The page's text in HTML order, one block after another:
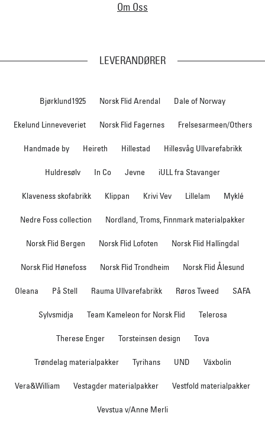
Om Oss
LEVERANDØRER
Bjørklund1925 Norsk Flid Arendal Dale of Norway
Ekelund Linneveveriet Norsk Flid Fagernes Frelsesarmeen/Others
Handmade by Heireth Hillestad Hillesvåg Ullvarefabrikk
Huldresølv In Co Jevne iULL fra Stavanger
Klaveness skofabrikk Klippan Krivi Vev Lillelam Myklé
Nedre Foss collection Nordland, Troms, Finnmark materialpakker
Norsk Flid Bergen Norsk Flid Lofoten Norsk Flid Hallingdal
Norsk Flid Hønefoss Norsk Flid Trondheim Norsk Flid Ålesund
Oleana På Stell Rauma Ullvarefabrikk Røros Tweed SAFA
Sylvsmidja Team Kameleon for Norsk Flid Telerosa
Therese Enger Torsteinsen design Tova
Trøndelag materialpakker Tyrihans UND Växbolin
Vera&William Vestagder materialpakker Vestfold materialpakker
Vevstua v/Anne Merli